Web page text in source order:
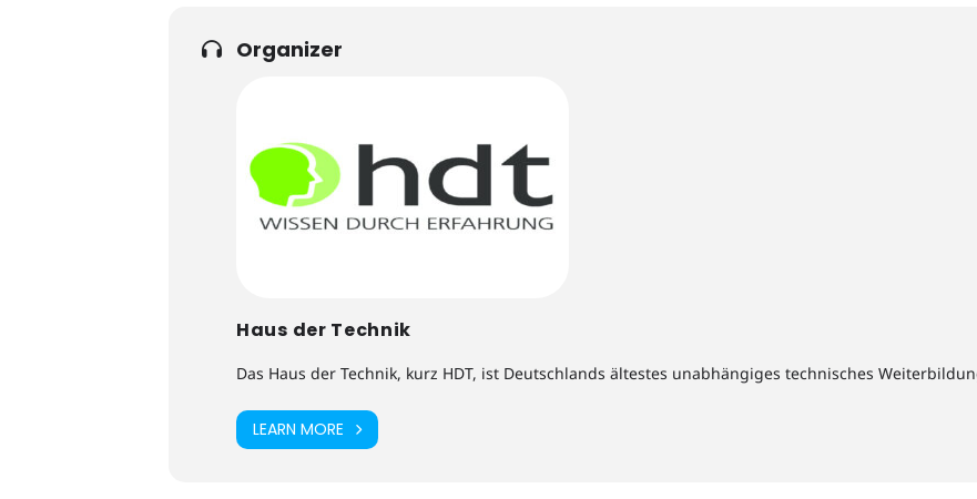
Organizer
Haus der Technik
Das Haus der Technik, kurz HDT, ist Deutschlands ältestes unabhängiges technisches
LEARN MORE